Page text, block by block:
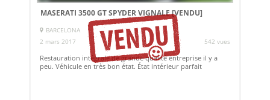
MASERATI 3500 GT SPYDER VIGNALE[VENDU]
BARCELONA
2 mars 2017
542 vues
Restauration intégrale de grande qualité entreprise il y a
peu. Véhicule en très bon état. État intérieur parfait